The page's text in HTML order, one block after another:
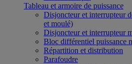
Tableau et armoire de puissance
Disjoncteur et interrupteur
et moulé)
Disjoncteur et interrupteur
Bloc différentiel puissance
Répartition et distribution
Parafoudre